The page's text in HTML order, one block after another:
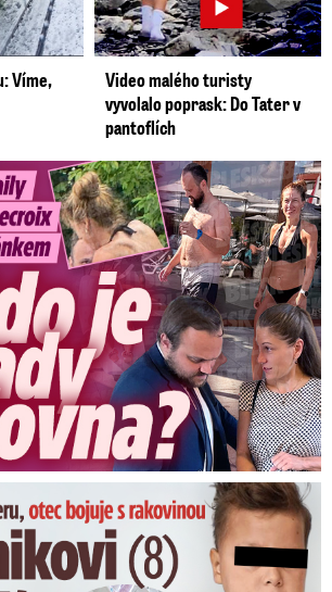
Víme,
Video malého turisty
vyvolalo poprask: Do Tater v
pantoflích
s Havránkem: Kdo je tady královna?
týdny života: Vzkaz od exprezidenta